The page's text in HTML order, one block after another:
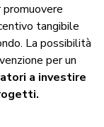
tangibile
La possibilità
per un
a investire